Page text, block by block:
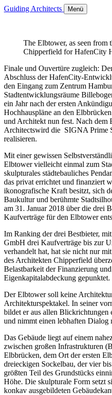
Guiding Architects Menü
The Elbtower, as seen
Chipperfield for HafenCity
Finale und Ouvertüre zugleich:
Abschluss der HafenCity-
den Eingang zum Zentrum
Stadtentwicklungsräume
ein Jahr nach der ersten
Hochhauspläne an den
und Architekt nun fest. Nach
Architectswird die SIGNA Prime
realisieren.
Mit einer gewissen
Elbtower vielleicht einmal zum
skulpturales städtebauliches
das privat errichtet und finanziert
ikonografische Kraft besitzt, sich
Baukultur und berühmte
am 31. Januar 2018 über die drei
Kaufverträge für den Elbtower
Im Ranking der drei Bestbieter,
GmbH drei Kaufverträge bis zur
verhandelt hat, hat sie nicht nur
des Architekten Chipperfield
Belastbarkeit der Finanzierung
Eigenkapitalabdeckung gepunktet.
Der Elbtower soll keine
Architekturspektakel. In seiner
bildet er aus allen Blickrichtungen
und nimmt einen lebhaften Dialog
Das Gebäude liegt auf einem
zwischen großen Infrastrukturen
Elbbrücken, dem Ort der ersten
dreieckigen Sockelbau, der vier
größten Teil des Grundstücks
Höhe. Die skulpturale Form setzt
konkav ausgebildeten